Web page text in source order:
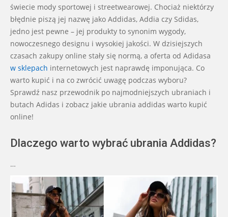
13
świecie mody sportowej i streetwearowej. Chociaż niektórzy
błędnie piszą jej nazwę jako Addidas, Addia czy Sdidas,
jedno jest pewne – jej produkty to synonim wygody,
nowoczesnego designu i wysokiej jakości. W dzisiejszych
czasach zakupy online stały się normą, a oferta od Adidasa
w sklepach internetowych jest naprawdę imponująca. Co
warto kupić i na co zwrócić uwagę podczas wyboru?
Sprawdź nasz przewodnik po najmodniejszych ubraniach i
butach Adidas i zobacz jakie ubrania addidas warto kupić
online!
Dlaczego warto wybrać ubrania Addidas?
…